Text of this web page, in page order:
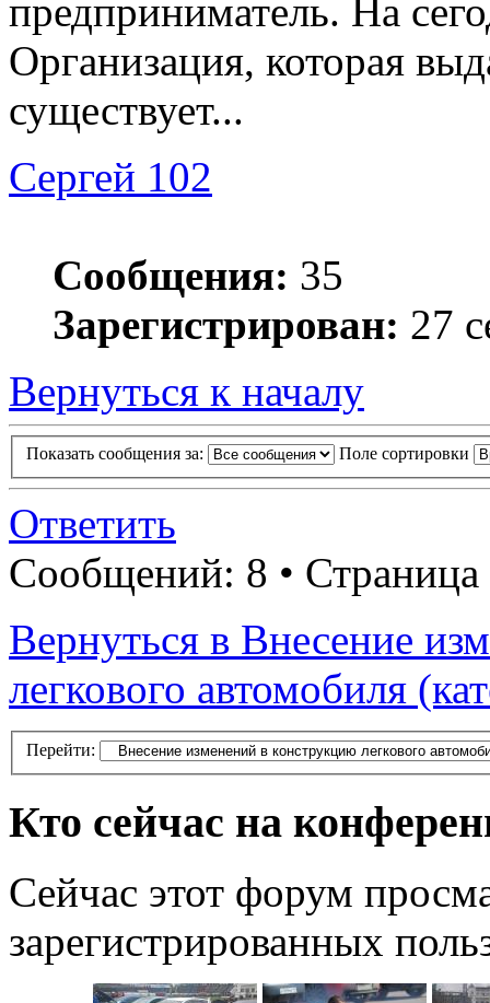
предприниматель. На
Организация, которая
существует...
Сергей 102
Сообщения: 35
Зарегистрирован: 27
Вернуться к началу
Показать сообщения за: Поле сортировки
Ответить
Сообщений: 8 • Страница
Вернуться в Внесение
легкового автомобиля
Перейти:
Кто сейчас на
Сейчас этот форум
зарегистрированных